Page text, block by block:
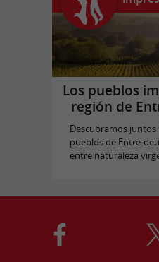
Los pueblos
región de
Descubramos
pueblos de Entre-
entre naturaleza